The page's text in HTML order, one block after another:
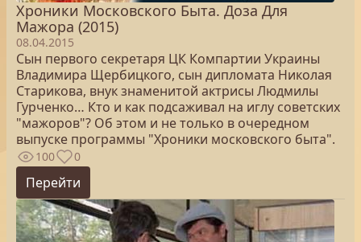
Хроники Московского Быта. Доза Для
Мажора (2015)
08.04.2015
Сын первого секретаря ЦК Компартии Украины
Владимира Щербицкого, сын дипломата Николая
Старикова, внук знаменитой актрисы Людмилы
Гурченко… Кто и как подсаживал на иглу советских
"мажоров"? Об этом и не только в очередном
выпуске программы "Хроники московского быта".
100 0
Перейти